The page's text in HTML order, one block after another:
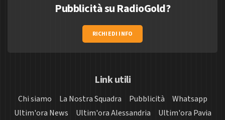
Pubblicità su RadioGold?
RICHIEDI INFO
Link utili
Chi siamo La Nostra Squadra Pubblicità
Whatsapp
Ultim'ora News
Ultim'ora Alessandria
Ultim'ora Pavia